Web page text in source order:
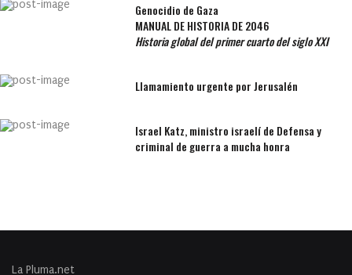
Genocidio de Gaza
MANUAL DE HISTORIA DE 2046
Historia global del primer cuarto del siglo XXI
Llamamiento urgente por Jerusalén
Israel Katz, ministro israelí de Defensa y
criminal de guerra a mucha honra
La Pluma.net